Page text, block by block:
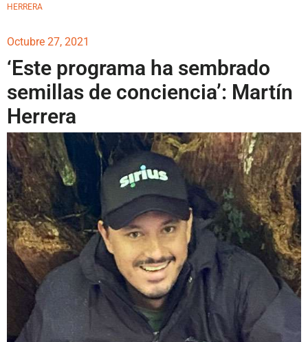
HERRERA
Octubre 27, 2021
‘Este programa ha sembrado
semillas de conciencia’: Martín
Herrera